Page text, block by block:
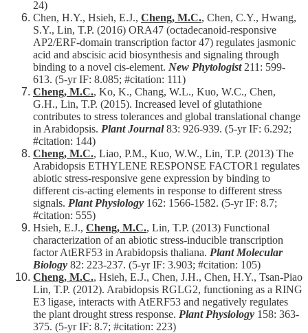
24)
Chen, H.Y., Hsieh, E.J., Cheng, M.C., Chen, C.Y., Hwang,
S.Y., Lin, T.P. (2016) ORA47 (octadecanoid-responsive
AP2/ERF-domain transcription factor 47) regulates jasmonic
acid and abscisic acid biosynthesis and signaling through
binding to a novel cis-element. New Phytologist211: 599-
613. (5-yr IF: 8.085; #citation: 111)
Cheng, M.C., Ko, K., Chang, W.L., Kuo, W.C., Chen,
G.H., Lin, T.P. (2015). Increased level of glutathione
contributes to stress tolerances and global translational change
in Arabidopsis. Plant Journal83: 926-939. (5-yr IF: 6.292;
#citation: 144)
Cheng, M.C., Liao, P.M., Kuo, W.W., Lin, T.P. (2013) The
Arabidopsis ETHYLENE RESPONSE FACTOR1 regulates
abiotic stress-responsive gene expression by binding to
different cis-acting elements in response to different stress
signals. Plant Physiology 162: 1566-1582. (5-yr IF: 8.7;
#citation: 555)
Hsieh, E.J., Cheng, M.C., Lin, T.P. (2013) Functional
characterization of an abiotic stress-inducible transcription
factor AtERF53 in Arabidopsis thaliana. Plant Molecular
Biology 82: 223-237. (5-yr IF: 3.903; #citation: 105)
Cheng, M.C., Hsieh, E.J., Chen, J.H., Chen, H.Y., Tsan-Piao
Lin, T.P. (2012). Arabidopsis RGLG2, functioning as a RING
E3 ligase, interacts with AtERF53 and negatively regulates
the plant drought stress response. Plant Physiology 158: 363-
375. (5-yr IF: 8.7; #citation: 223)